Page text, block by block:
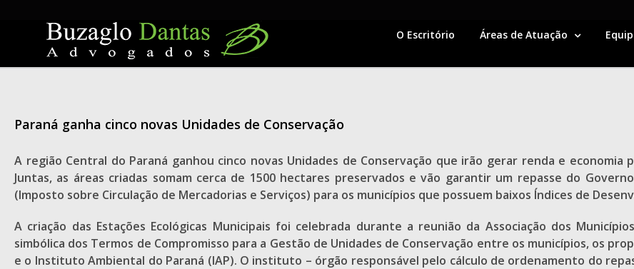
O Escritório Áreas de Atuação
Paraná ganha cinco novas Unidades de Conservação
A região Central do Paraná ganhou cinco novas Unidades de Conservação que irão gerar renda e economia
Juntas, as áreas criadas somam cerca de 1500 hectares preservados e vão garantir um repasse do
(Imposto sobre Circulação de Mercadorias e Serviços) para os municípios que possuem baixos Índices de
A criação das Estações Ecológicas Municipais foi celebrada durante a reunião da Associação dos
simbólica dos Termos de Compromisso para a Gestão de Unidades de Conservação entre os municípios, os
e o Instituto Ambiental do Paraná (IAP). O instituto – órgão responsável pelo cálculo de ordenamento do